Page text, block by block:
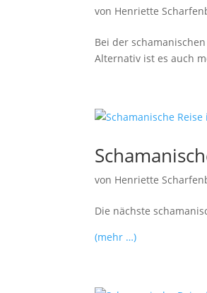
von Henriette
Bei der
Alternativ ist es auch
von Henriette
Die nächste
(mehr …)